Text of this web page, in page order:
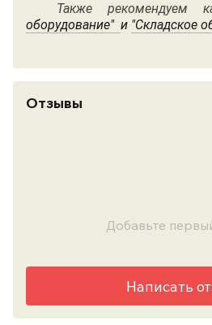
Также рекомендуем
оборудование" и "Складское
Отзывы
Добавьте
Написать